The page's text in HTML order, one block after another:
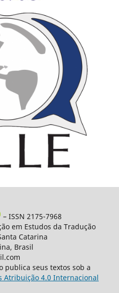
– ISSN 2175-7968
em Estudos da Tradução
Catarina
Brasil
publica seus textos sob a
Atribuição 4.0 Internacional